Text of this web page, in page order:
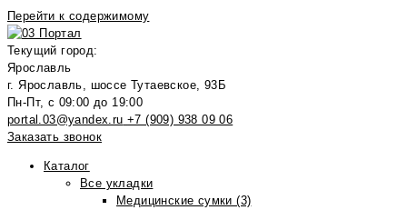
Перейти к содержимому
Текущий город:
Ярославль
г. Ярославль, шоссе Тутаевское, 93Б
Пн-Пт, с 09:00 до 19:00
portal.03@yandex.ru +7 (909) 938 09 06
Заказать звонок
Каталог
Все укладки
Медицинские сумки (3)